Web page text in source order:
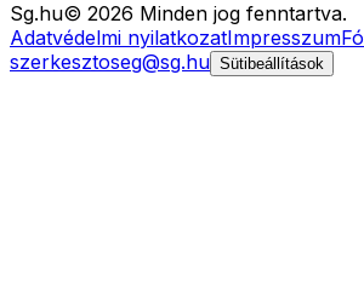
Sg.hu© 2026 Minden jog fenntartva.
Adatvédelmi nyilatkozatImpresszum
szerkesztoseg@sg.hu Sütibeállítások